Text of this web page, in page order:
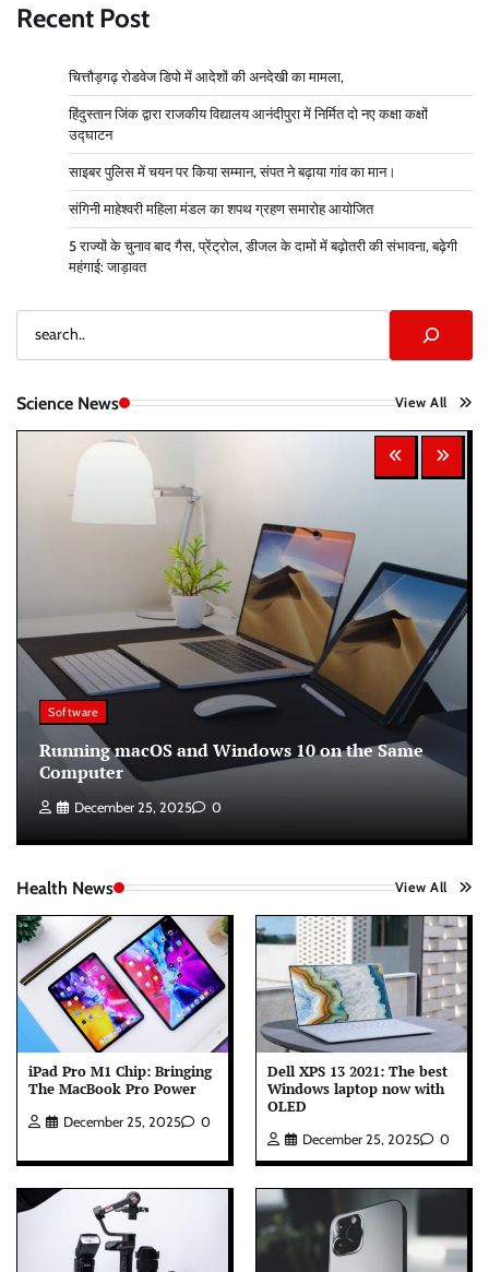
Recent Post
चित्तौड़गढ़ रोडवेज डिपो में आदेशों की अनदेखी का मामला,
हिंदुस्तान जिंक द्वारा राजकीय विद्यालय आनंदीपुरा में निर्मित दो नए कक्षा कक्षों
उद्घाटन
साइबर पुलिस में चयन पर किया सम्मान, संपत ने बढ़ाया गांव का मान।
संगिनी माहेश्वरी महिला मंडल का शपथ ग्रहण समारोह आयोजित
5 राज्यों के चुनाव बाद गैस, प्रेंट्रोल, डीजल के दामों में बढ़ोतरी की संभावना, बढ़ेगी
महंगाई: जाड़ावत
Science News View All
Software
Running macOS and Windows 10 on the Same
Computer
December 25, 2025 0
Health News View All
iPad Pro M1 Chip: Bringing
The MacBook Pro Power
December 25, 2025 0
Dell XPS 13 2021: The best
Windows laptop now with
OLED
December 25, 2025 0